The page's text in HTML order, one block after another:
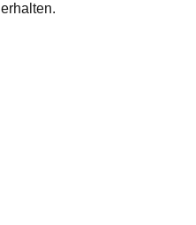
erhalten.